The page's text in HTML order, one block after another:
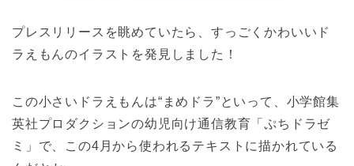
プレスリリースを眺めていたら、すっごくかわいいド
ラえもんのイラストを発見しました！
この小さいドラえもんは“まめドラ”といって、小学館集
英社プロダクションの幼児向け通信教育「ぷちドラゼ
ミ」で、この4月から使われるテキストに描かれている